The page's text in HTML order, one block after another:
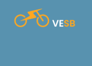
contenu